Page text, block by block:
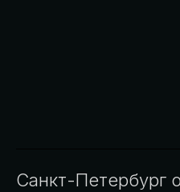
Санкт-Петербург